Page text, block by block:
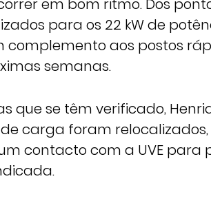
em bom ritmo. Dos
para os 22 kW de
aos postos
semanas.
que se têm verificado,
carga foram
contacto com a UVE para